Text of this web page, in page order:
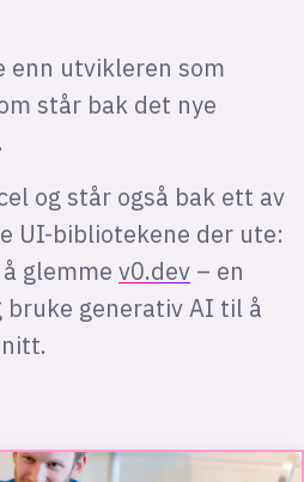
enn utvikleren som
står bak det nye
og står også bak ett av
UI-bibliotekene der ute:
glemme v0.dev– en
bruke generativ AI til å